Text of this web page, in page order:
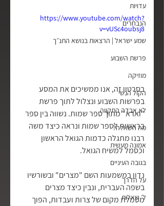
עדויות
הנבחרים
שמע ישראל | הרצאות בנושא התנ״ך
פרשת השבוע
מוזיקה
הקול הנשי
לא אבדה התקווה
מה השאלה?
אמונה מעשית
בגובה העיניים
על הדרך
ל׳ שאלות
https://www.youtube.com/watch?
v=vUSc4oubsj8
בסרטון זה, אנו ממשיכים את המסע
בפרשות השבוע ונצלול לתוך פרשת
"וארא" מתוך ספר שמות. נשווה בין ספר
בראשית לספר שמות ונראה כיצד משה
רבנו מתגלה כדמות הגואל הראשון
וכסמל למשיח הגואל.
נדון במשמעות השם "מצרים" ובשורשיו
בשפה העברית, ונבין כיצד מצרים
מסמלת מקום של צרות ועבדות, הפוך